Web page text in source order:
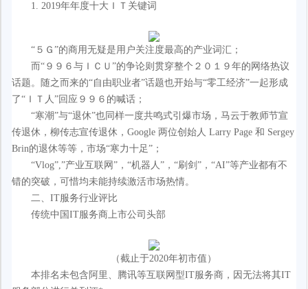
1. 2019年年度十大ＩＴ关键词
“５Ｇ”的商用无疑是用户关注度最高的产业词汇；
而“９９６与ＩＣＵ”的争论则贯穿整个２０１９年的网络热议
话题。随之而来的“自由职业者”话题也开始与“零工经济”一起形成
了“ＩＴ人”回应９９６的喊话；
“寒潮”与“退休”也同样一度共鸣式引爆市场，马云于教师节宣
传退休，柳传志宣传退休，Google 两位创始人 Larry Page 和 Sergey
Brin的退休等等，市场“寒力十足”；
“Vlog”,”产业互联网”，“机器人”，“刷剑”，“AI”等产业都有不
错的突破，可惜均未能持续激活市场热情。
二、IT服务行业评比
传统中国IT服务商上市公司头部
（截止于2020年初市值）
本排名未包含阿里、腾讯等互联网型IT服务商，因无法将其IT